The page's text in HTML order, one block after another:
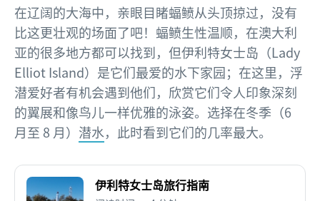
在辽阔的大海中，亲眼目睹蝠鲼从头顶掠过，没有
比这更壮观的场面了吧！蝠鲼生性温顺，在澳大利
亚的很多地方都可以找到，但伊利特女士岛（Lady
Elliot Island）是它们最爱的水下家园；在这里，浮
潜爱好者有机会遇到他们，欣赏它们令人印象深刻
的翼展和像鸟儿一样优雅的泳姿。选择在冬季（6
月至 8 月） 潜水，此时看到它们的几率最大。
伊利特女士岛旅行指南